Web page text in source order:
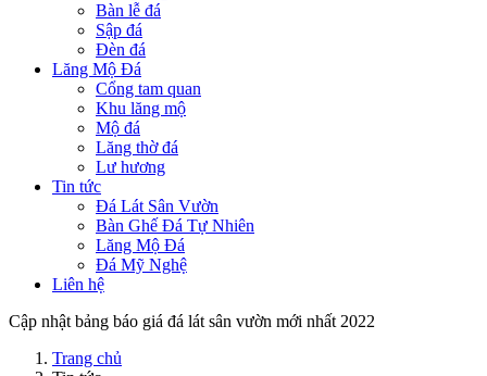
Bàn lễ đá
Sập đá
Đèn đá
Lăng Mộ Đá
Cổng tam quan
Khu lăng mộ
Mộ đá
Lăng thờ đá
Lư hương
Tin tức
Đá Lát Sân Vườn
Bàn Ghế Đá Tự Nhiên
Lăng Mộ Đá
Đá Mỹ Nghệ
Liên hệ
Cập nhật bảng báo giá đá lát sân vườn mới nhất 2022
Trang chủ